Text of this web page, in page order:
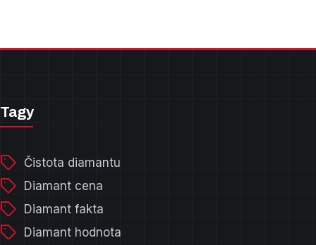
Tagy
Čistota diamantu
Diamant cena
Diamant fakta
Diamant hodnota